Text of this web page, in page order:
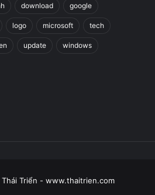
download google
logo microsoft tech
update windows
Triển - www.thaitrien.com